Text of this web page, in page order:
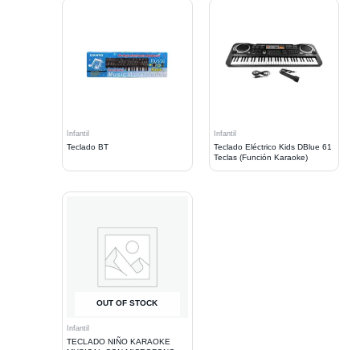
Infantil
Teclado BT
Infantil
Teclado Eléctrico Kids DBlue 61
Teclas (Función Karaoke)
OUT OF STOCK
Infantil
TECLADO NIÑO KARAOKE